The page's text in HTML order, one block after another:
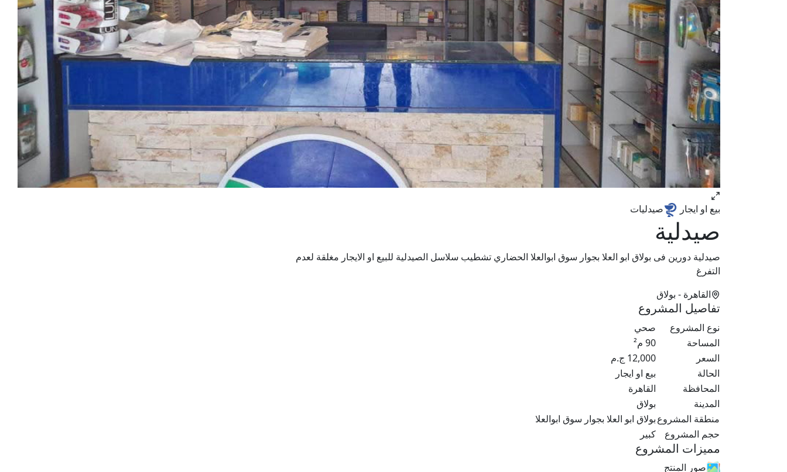
بيع او ايجار صيدليات
صيدلية
صيدلية دورين فى بولاق ابو العلا بجوار سوق ابوالعلا الحضاري تشطيب سلاسل الصيدلية للبيع او الايجار مغلقة لعدم
التفرغ
القاهرة - بولاق
تفاصيل المشروع
نوع المشروع
صحي
المساحة
90 م²
السعر
12,000 ج.م
الحالة
بيع او ايجار
المحافظة
القاهرة
المدينة
بولاق
منطقة المشروعبولاق ابو العلا بجوار سوق ابوالعلا
حجم المشروع
كبير
مميزات المشروع
صور المنتج